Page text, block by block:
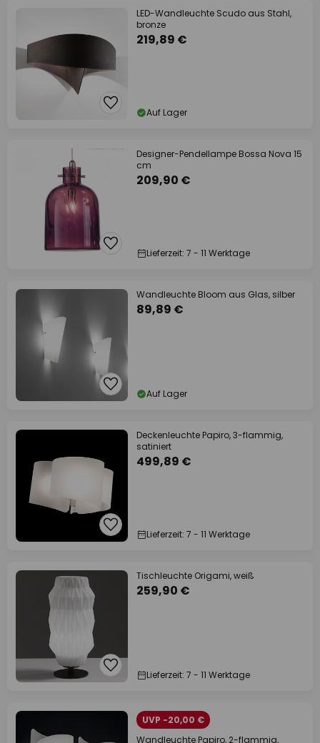
LED-Wandleuchte Scudo aus Stahl,
bronze
219,89 €
Auf Lager
Designer-Pendellampe Bossa Nova 15
cm
209,90 €
Lieferzeit: 7 - 11 Werktage
Wandleuchte Bloom aus Glas, silber
89,89 €
Auf Lager
Deckenleuchte Papiro, 3-flammig,
satiniert
499,89 €
Lieferzeit: 7 - 11 Werktage
Tischleuchte Origami, weiß
259,90 €
Lieferzeit: 7 - 11 Werktage
UVP -20,00 €
Wandleuchte Papiro, 2-flammig,